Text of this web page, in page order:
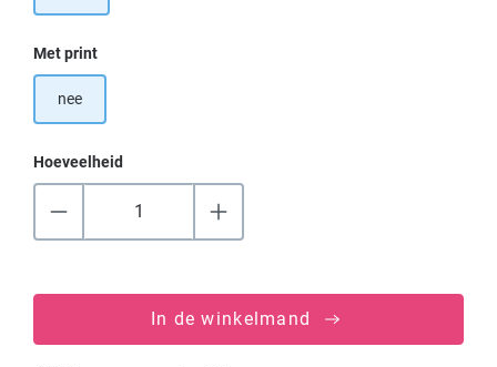
Selecteer
Met print
nee
Hoeveelheid
In de winkelmand